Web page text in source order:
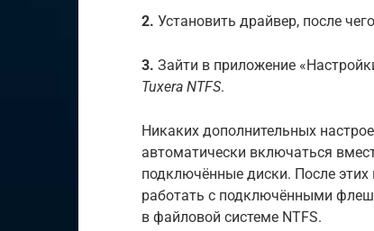
2. Установить драйвер, после
3. Зайти в приложение
Tuxera NTFS.
Никаких дополнительных
автоматически включаться
подключённые диски. После
работать с подключёнными
в файловой системе NTFS.